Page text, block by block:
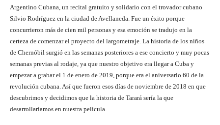
Argentino Cubana, un recital gratuito y solidario con el trovador cubano
Silvio Rodríguez en la ciudad de Avellaneda. Fue un éxito porque
concurrieron más de cien mil personas y esa emoción se tradujo en la
certeza de comenzar el proyecto del largometraje. La historia de los niños
de Chernóbil surgió en las semanas posteriores a ese concierto y muy pocas
semanas previas al rodaje, ya que nuestro objetivo era llegar a Cuba y
empezar a grabar el 1 de enero de 2019, porque era el aniversario 60 de la
revolución cubana. Así que fueron esos días de noviembre de 2018 en que
descubrimos y decidimos que la historia de Tarará sería la que
desarrollaríamos en nuestra película.